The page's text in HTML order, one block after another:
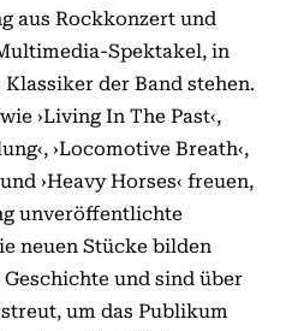
aus Rockkonzert und
Spektakel, in
der Band stehen.
›Living In The Past‹,
›Locomotive Breath‹,
›Heavy Horses‹ freuen,
unveröffentlichte
neuen Stücke bilden
und sind über
um das Publikum